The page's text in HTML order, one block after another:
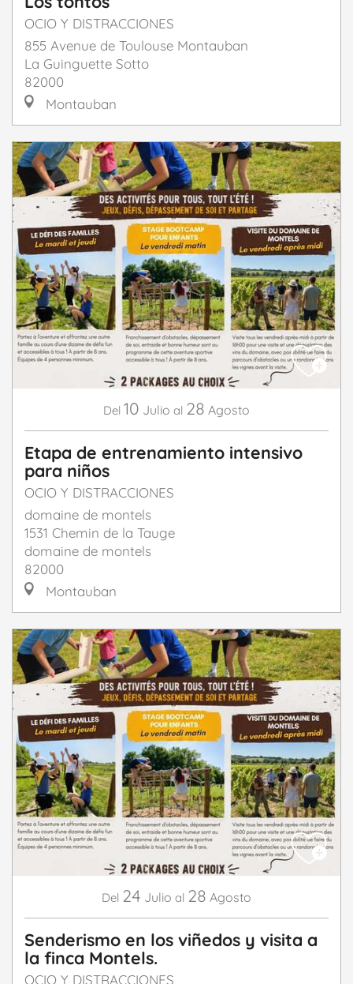
OCIO Y DISTRACCIONES
855 Avenue de Toulouse Montauban
La Guinguette Sotto
82000
Montauban
Del 10 Julio al 28 Agosto
Etapa de entrenamiento intensivo
para niños
OCIO Y DISTRACCIONES
domaine de montels
1531 Chemin de la Tauge
domaine de montels
82000
Montauban
Del 24 Julio al 28 Agosto
Senderismo en los viñedos y visita a
la finca Montels.
OCIO Y DISTRACCIONES